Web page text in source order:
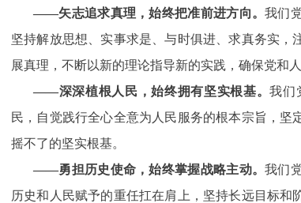
——矢志追求真理，始终把准前进方向。我们
坚持解放思想、实事求是、与时俱进、求真务实
展真理，不断以新的理论指导新的实践，确保党和
——深深植根人民，始终拥有坚实根基。我们
民，自觉践行全心全意为人民服务的根本宗旨，
摇不了的坚实根基。
——勇担历史使命，始终掌握战略主动。我们
历史和人民赋予的重任扛在肩上，坚持长远目标